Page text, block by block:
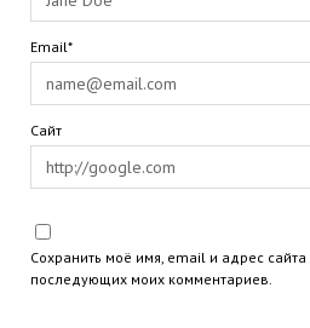
Email*
Сайт
Сохранить моё имя, email и адрес
последующих моих комментариев.